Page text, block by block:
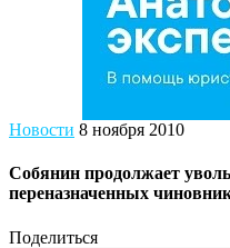
Новости 8 ноября 2010
Собянин продолжает
переназначенных
Поделиться